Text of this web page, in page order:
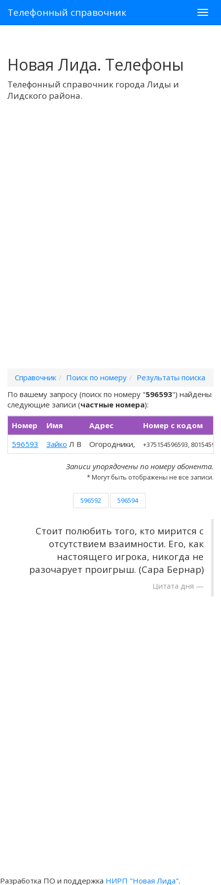
Телефонный справочник
Новая Лида. Телефоны
Телефонный справочник города Лиды и
Лидского района.
Справочник Поиск по номеру
Результаты поиска
По вашему запросу (поиск по номеру "596593") найдены
следующие записи (частные номера):
Номер Имя Адрес
Номер с кодом
596593
Зайко Л В Огородники, +375154596593 ,
Записи упорядочены по номеру абонента.
* Могут быть отображены не все записи.
596592 596594
Стоит полюбить того, кто мирится с
отсутствием взаимности. Его, как
настоящего игрока, никогда не
разочарует проигрыш. (Сара Бернар)
Цитата дня
Разработка ПО и поддержка НИРП "Новая Лида".